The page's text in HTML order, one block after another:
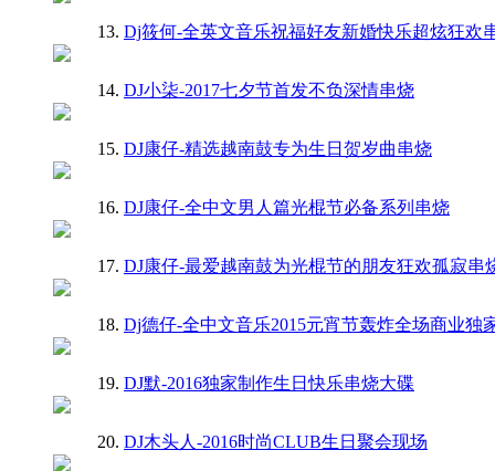
13. Dj筱何-全英文音乐祝福好友新婚快乐超炫狂欢
14. DJ小柒-2017七夕节首发不负深情串烧
15. DJ康仔-精选越南鼓专为生日贺岁曲串烧
16. DJ康仔-全中文男人篇光棍节必备系列串烧
17. DJ康仔-最爱越南鼓为光棍节的朋友狂欢孤寂串
18. Dj德仔-全中文音乐2015元宵节轰炸全场商业独
19. DJ默-2016独家制作生日快乐串烧大碟
20. DJ木头人-2016时尚CLUB生日聚会现场